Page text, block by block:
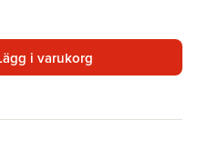
i varukorg